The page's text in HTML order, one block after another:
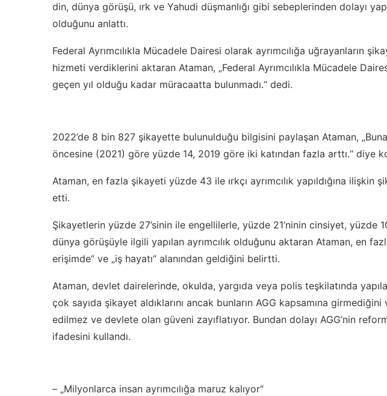
din, dünya görüşü, ırk ve Yahudi düşmanlığı gibi sebeplerinden dolayı
olduğunu anlattı.
Federal Ayrımcılıkla Mücadele Dairesi olarak ayrımcılığa uğrayanların
hizmeti verdiklerini aktaran Ataman, „Federal Ayrımcılıkla Mücadele
geçen yıl olduğu kadar müracaatta bulunmadı.“ dedi.
2022’de 8 bin 827 şikayette bulunulduğu bilgisini paylaşan Ataman,
öncesine (2021) göre yüzde 14, 2019 göre iki katından fazla arttı.“ diye
Ataman, en fazla şikayeti yüzde 43 ile ırkçı ayrımcılık yapıldığına ilişkin
etti.
Şikayetlerin yüzde 27’sinin ile engellilerle, yüzde 21’ninin cinsiyet, yüzde
dünya görüşüyle ilgili yapılan ayrımcılık olduğunu aktaran Ataman, en
erişimde“ ve „iş hayatı“ alanından geldiğini belirtti.
Ataman, devlet dairelerinde, okulda, yargıda veya polis teşkilatında
çok sayıda şikayet aldıklarını ancak bunların AGG kapsamına
edilmez ve devlete olan güveni zayıflatıyor. Bundan dolayı AGG’nin
ifadesini kullandı.
– „Milyonlarca insan ayrımcılığa maruz kalıyor“